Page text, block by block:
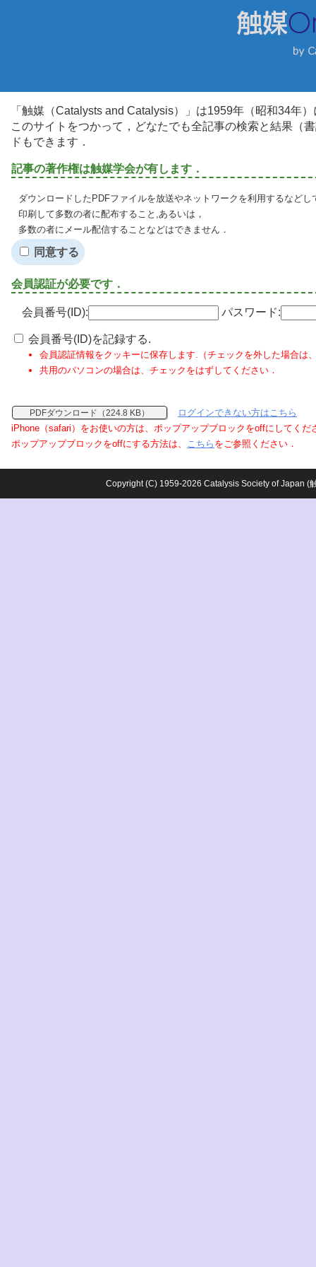
「触媒（Catalysts and Catalysis）」は1959年（昭和34年
このサイトをつかって，どなたでも全記事の検索と結果（
ドもできます．
記事の著作権は触媒学会が有します．
ダウンロードしたPDFファイルを放送やネットワークを利用するなど
印刷して多数の者に配布すること,あるいは，
多数の者にメール配信することなどはできません．
同意する
会員認証が必要です．
会員番号(ID): パスワード:
会員番号(ID)を記録する.
会員認証情報をクッキーに保存します.（チェックを外した場合は
共用のパソコンの場合は、チェックをはずしてください．
PDFダウンロード（224.8 KB）
ログインできない方はこちら
iPhone（safari）をお使いの方は、ポップアップブロックをoffにしてくだ
ポップアップブロックをoffにする方法は、 こちら をご参照ください．
Copyright (C) 1959-2026 Catalysis Society of Japan (